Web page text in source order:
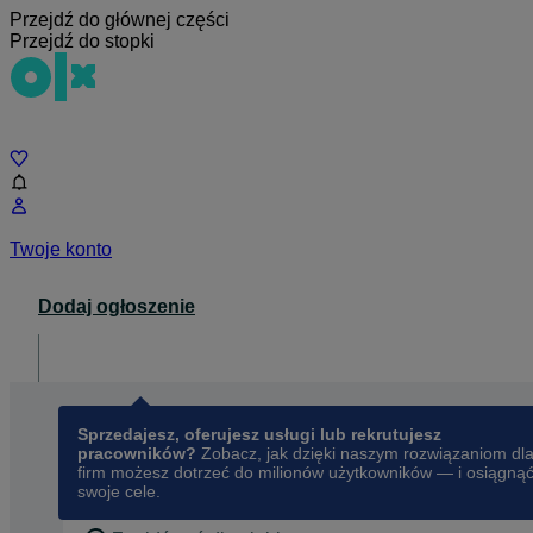
Przejdź do głównej części
Przejdź do stopki
Twoje konto
Dodaj ogłoszenie
Sprzedajesz, oferujesz usługi lub rekrutujesz
pracowników? Zobacz, jak dzięki naszym rozwiązaniom dla
firm możesz dotrzeć do milionów użytkowników — i osiągnąć
swoje cele.